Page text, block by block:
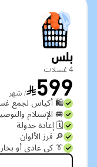
بلس
4 غسلات
599 / شهر
🛍️ أكياس لجمع
🚐 الإستلام
🗓️ إعادة جدولة
🔎 فرز الألوان
👔 كي عادي أو بخار